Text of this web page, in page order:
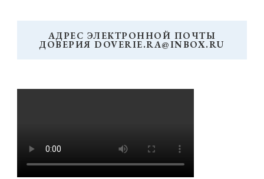
АДРЕС ЭЛЕКТРОННОЙ ПОЧТЫ
ДОВЕРИЯ DOVERIE.RA@INBOX.RU